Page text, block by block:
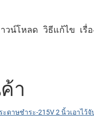
วน์โหลด วิธีแก้ไข เรื่
า
ะดาษชำระ-215V 2 นิ้วเอาไว้